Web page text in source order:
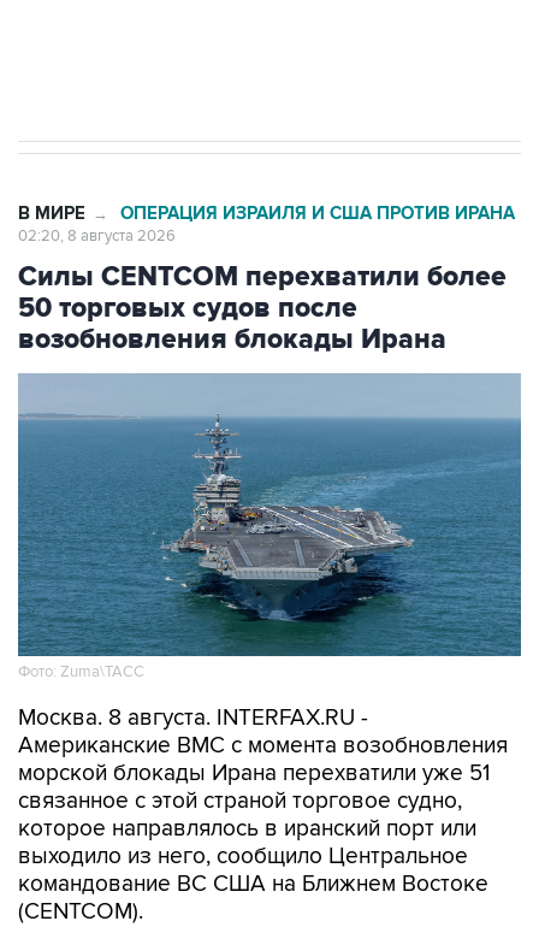
В МИРЕ → ОПЕРАЦИЯ ИЗРАИЛЯ И США ПРОТИВ ИРАНА
02:20, 8 августа 2026
Силы CENTCOM перехватили более
50 торговых судов после
возобновления блокады Ирана
Фото: Zuma\ТАСС
Москва. 8 августа. INTERFAX.RU -
Американские ВМС с момента возобновления
морской блокады Ирана перехватили уже 51
связанное с этой страной торговое судно,
которое направлялось в иранский порт или
выходило из него, сообщило Центральное
командование ВС США на Ближнем Востоке
(CENTCOM).